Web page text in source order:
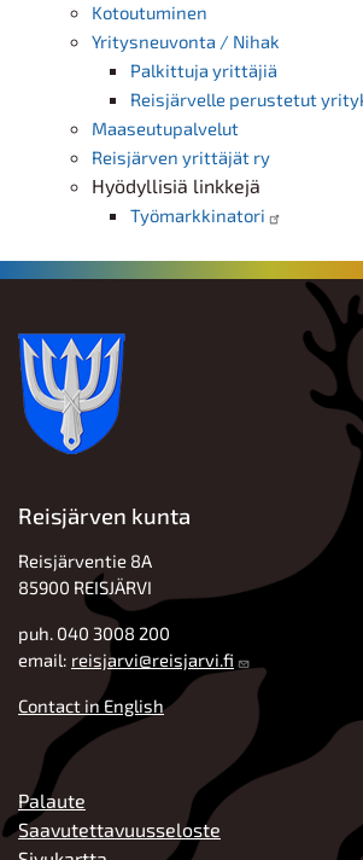
Kotoutuminen
Yritysneuvonta / Nihak
Palkittuja yrittäjiä
Reisjärvelle perustetut
Maaseutupalvelut
Reisjärven yrittäjät ry
Hyödyllisiä linkkejä
Työmarkkinatori
Reisjärven kunta
Reisjärventie 8A
85900 REISJÄRVI
puh. 040 3008 200
email: reisjarvi@reisjarvi.fi
Contact in English
ALATUNNISTE
Palaute
Saavutettavuusseloste